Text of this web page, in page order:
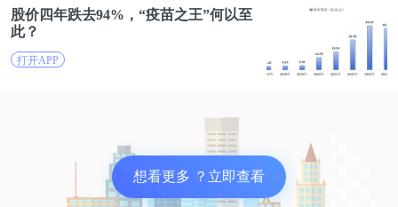
复合增长率高达89.14%，增势之迅猛可见一斑。除此
之外更是宣称，其在语音病历市场、家电智能语音模
组领域占有率高达70%，不禁令资本市场眼前一亮，
股价四年跌去94%，“疫苗之王”何以至
此？
打开APP
想看更多 ？立即查看